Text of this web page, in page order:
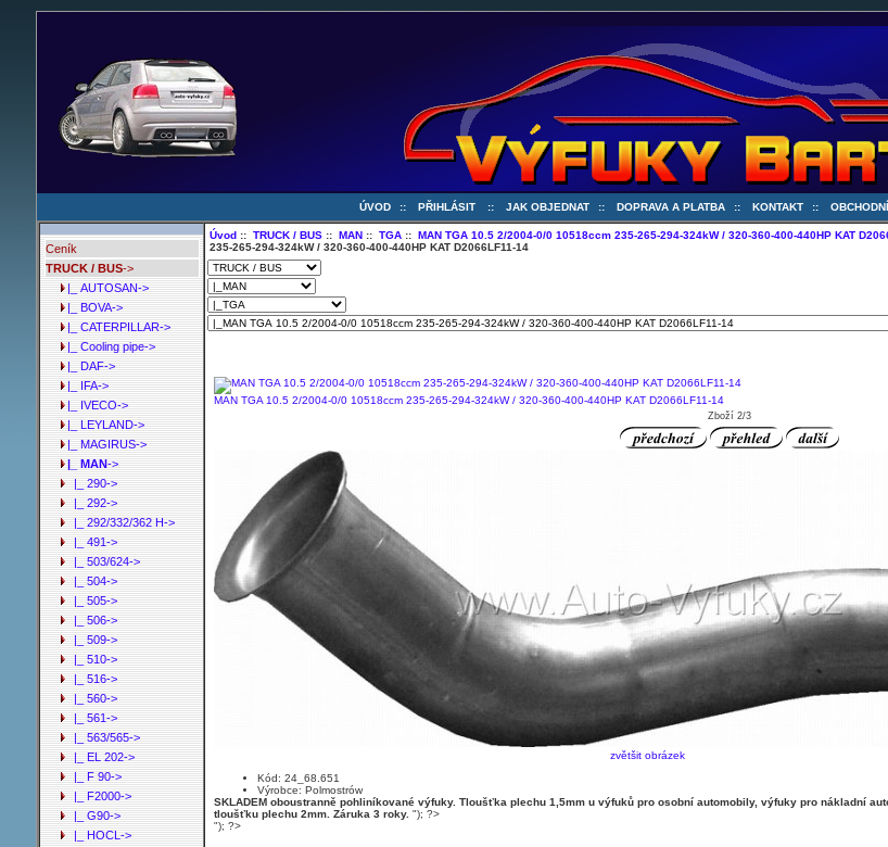
ÚVOD :: PŘIHLÁSIT :: JAK OBJEDNAT :: DOPRAVA A PLATBA :: KONTAKT ::
Ceník
TRUCK / BUS->
|_ AUTOSAN->
|_ BOVA->
|_ CATERPILLAR->
|_ Cooling pipe->
|_ DAF->
|_ IFA->
|_ IVECO->
|_ LEYLAND->
|_ MAGIRUS->
|_ MAN->
|_ 290->
|_ 292->
|_ 292/332/362 H->
|_ 491->
|_ 503/624->
|_ 504->
|_ 505->
|_ 506->
|_ 509->
|_ 510->
|_ 516->
|_ 560->
|_ 561->
|_ 563/565->
|_ EL 202->
|_ F 90->
|_ F2000->
|_ G90->
|_ HOCL->
Úvod ::TRUCK / BUS ::MAN ::TGA ::MAN TGA 10.5 2/2004-0/0 10518ccm 235-265-294-324kW / 320-360-400-440HP KAT
235-265-294-324kW / 320-360-400-440HP KAT D2066LF11-14
MAN TGA 10.5 2/2004-0/0 10518ccm 235-265-294-324kW / 320-360-400-440HP KAT D2066LF11-14
Zboží 2/3
zvětšit obrázek
Kód: 24_68.651
Výrobce: Polmostrów
SKLADEM oboustranně pohliníkované výfuky. Tloušťka plechu 1,5mm u výfuků pro osobní automobily, výfuky pro nákladní
tloušťku plechu 2mm. Záruka 3 roky. "); ?>
"); ?>